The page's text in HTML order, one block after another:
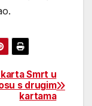
Smrt u
s drugim
kartama